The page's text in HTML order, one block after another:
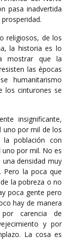
pasa inadvertida
religiosos, de los
la historia es lo
mostrar que la
las épocas
humanitarismo
los cinturones se
insignificante,
uno por mil de los
la población con
uno por mil. No es
densidad muy
Pero la poca que
la pobreza o no
poca gente pero
hay de manera
carencia de
y por
La cosa es